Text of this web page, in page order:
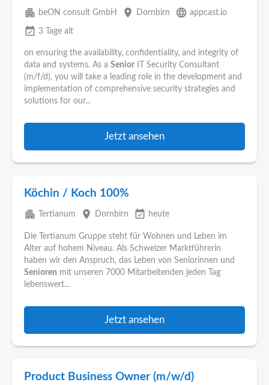
apartment beON consult GmbH place Dornbirn language appcast.io
event_available 3 Tage alt
on ensuring the availability, confidentiality, and integrity of
data and systems. As a Senior IT Security Consultant
(m/f/d), you will take a leading role in the development and
implementation of comprehensive security strategies and
solutions for our...
Jetzt ansehen
Köchin / Koch 100%
apartment Tertianum place Dornbirn event_available heute
Die Tertianum Gruppe steht für Wohnen und Leben im
Alter auf hohem Niveau. Als Schweizer Marktführerin
haben wir den Anspruch, das Leben von Seniorinnen und
Senioren mit unseren 7000 Mitarbeitenden jeden Tag
lebenswert...
Jetzt ansehen
Product Business Owner (m/w/d)